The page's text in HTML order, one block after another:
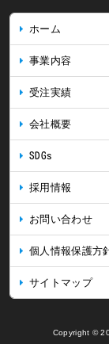
ホーム
事業内容
受注実績
会社概要
SDGs
採用情報
お問い合わせ
個人情報保護方
サイトマップ
Copyright ©